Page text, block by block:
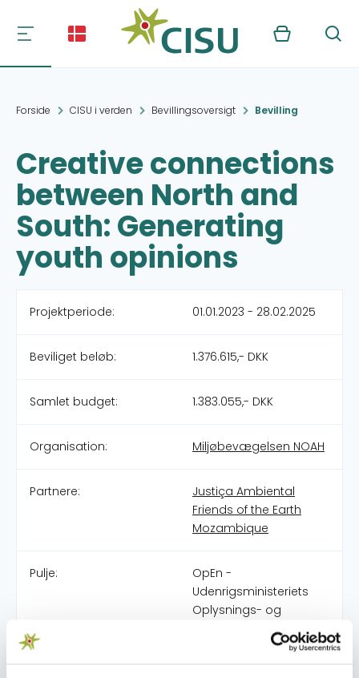
Kurv Søg
Forside CISU i verden Bevillingsoversigt Bevilling
Creative connections
between North and
South: Generating
youth opinions
Projektperiode: 01.01.2023 - 28.02.2025
Beviliget beløb: 1.376.615,- DKK
Samlet budget: 1.383.055,- DKK
Organisation: Miljøbevægelsen NOAH
Partnere:
Justiça Ambiental
Friends of the Earth
Mozambique
Pulje:
OpEn -
Udenrigsministeriets
Oplysnings- og
Engagementspulje